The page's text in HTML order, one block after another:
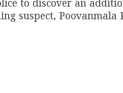
to discover an
suspect, Poovanmala